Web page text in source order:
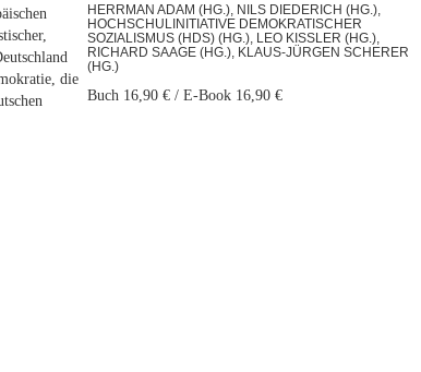
die
HERRMAN ADAM (HG.), NILS DIEDERICH (HG.),
HOCHSCHULINITIATIVE DEMOKRATISCHER
SOZIALISMUS (HDS) (HG.), LEO KISSLER (HG.), R
ICHARD SAAGE (HG.), KLAUS-JÜRGEN SCHERER (
HG.)
Buch 16,90 € / E-Book 16,90 €